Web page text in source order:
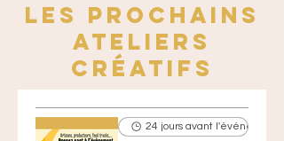
LES prochains
Ateliers
créatifs
24 jours avant l'événement